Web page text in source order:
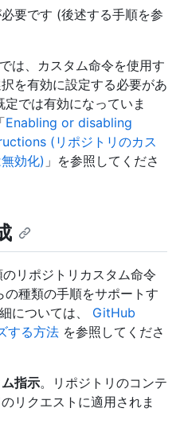
要です (後述する手順を参
は、カスタム命令を使用す
を有効に設定する必要があ
では有効になっていま
Enabling or disabling
(リポジトリのカス
効化) 」を参照してくださ
リポジトリカスタム命令
種類の手順をサポートす
については、 GitHub
する方法 を参照してくださ
指示。リポジトリのコンテ
リクエストに適用されま